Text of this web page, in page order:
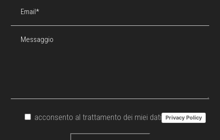
acconsento al trattamento dei miei dati Privacy Policy